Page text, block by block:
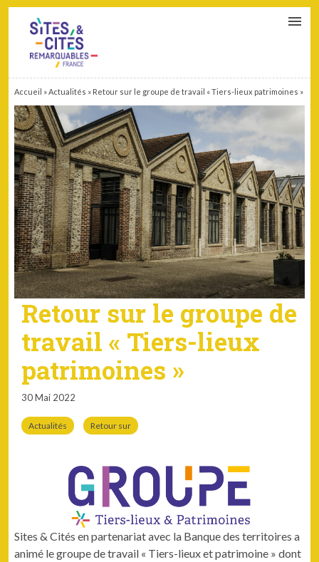
Accueil »Actualités » Retour sur le groupe de travail « Tiers-lieux patrimoines »
Retour sur le groupe de
travail « Tiers-lieux
patrimoines »
30 Mai 2022
Actualités Retour sur
Sites & Cités en partenariat avec la Banque des territoires a
animé le groupe de travail « Tiers-lieux et patrimoine » dont